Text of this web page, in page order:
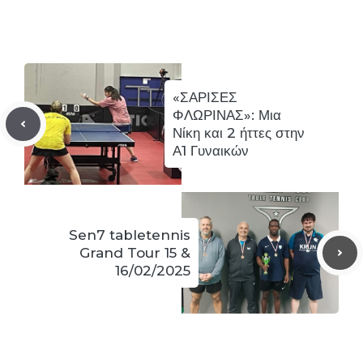
«ΣΑΡΙΣΕΣ
ΦΛΩΡΙΝΑΣ»: Μια
Νίκη και 2 ήττες στην
Α1 Γυναικών
Sen7 tabletennis
Grand Tour 15 &
16/02/2025